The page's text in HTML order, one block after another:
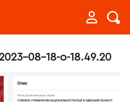
08-18-o-18.49.20